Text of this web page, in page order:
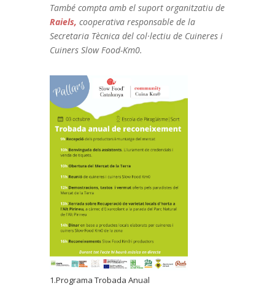
També compta amb el suport organitzatiu de
Raiels, cooperativa responsable de la
Secretaria Tècnica del col·lectiu de Cuineres i
Cuiners Slow Food-Km0.
1.Programa Trobada Anual